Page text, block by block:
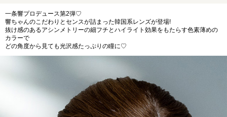
一条響プロデュース第2弾♡
響ちゃんのこだわりとセンスが詰まった韓国系レンズが登場!
抜け感のあるアシンメトリーの細フチとハイライト効果をもたらす色素薄めの
カラーで
どの角度から見ても光沢感たっぷりの瞳に♡